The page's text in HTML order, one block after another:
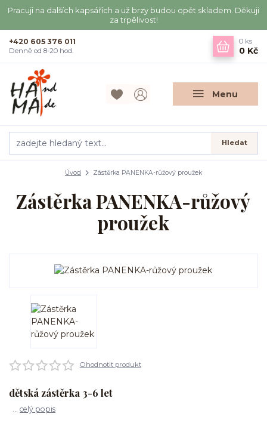
Pracuji na dalších kapsářích a už brzy budou opět skladem. Děkuji
za trpělivost!
Menu
Hledat
+420 605 376 011
Denně od 8-20 hod.
0 ks
0 Kč
Úvod Zástěrka PANENKA-růžový proužek
Zástěrka PANENKA-růžový
proužek
Ohodnotit produkt
dětská zástěrka 3-6 let
celý popis